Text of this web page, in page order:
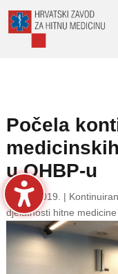
Počela
u OHBP-u
8. stu. 2019. |
djelatnosti hitne